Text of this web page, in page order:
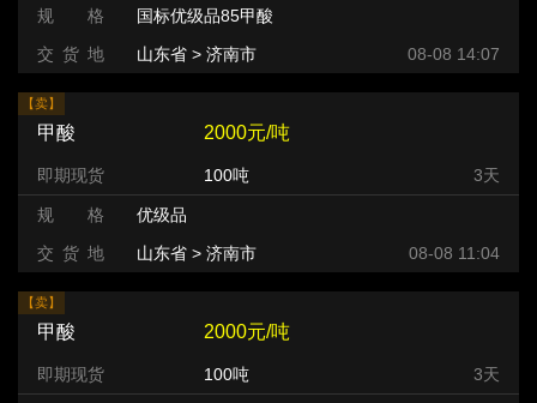
规 格
国标优级品85甲酸
交 货 地
山东省 > 济南市 08-08 14:07
【卖】
甲酸 2000元/吨
即期现货 100吨 3天
规 格
优级品
交 货 地
山东省 > 济南市 08-08 11:04
【卖】
甲酸 2000元/吨
即期现货 100吨 3天